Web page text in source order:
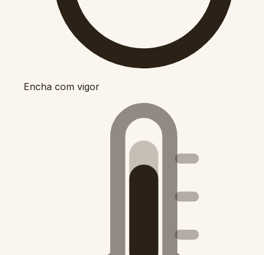
Encha com vigor